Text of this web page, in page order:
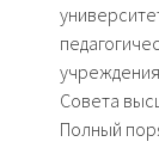
Совета
Полный